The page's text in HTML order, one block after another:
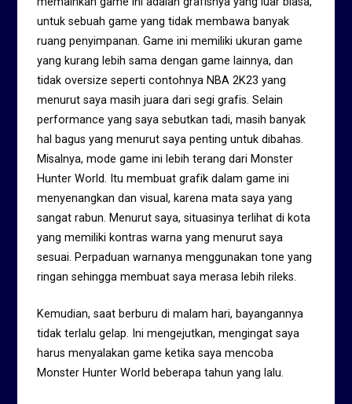
untuk sebuah game yang tidak membawa banyak
ruang penyimpanan. Game ini memiliki ukuran game
yang kurang lebih sama dengan game lainnya, dan
tidak oversize seperti contohnya NBA 2K23 yang
menurut saya masih juara dari segi grafis. Selain
performance yang saya sebutkan tadi, masih banyak
hal bagus yang menurut saya penting untuk dibahas.
Misalnya, mode game ini lebih terang dari Monster
Hunter World. Itu membuat grafik dalam game ini
menyenangkan dan visual, karena mata saya yang
sangat rabun. Menurut saya, situasinya terlihat di kota
yang memiliki kontras warna yang menurut saya
sesuai. Perpaduan warnanya menggunakan tone yang
ringan sehingga membuat saya merasa lebih rileks.
Kemudian, saat berburu di malam hari, bayangannya
tidak terlalu gelap. Ini mengejutkan, mengingat saya
harus menyalakan game ketika saya mencoba
Monster Hunter World beberapa tahun yang lalu.